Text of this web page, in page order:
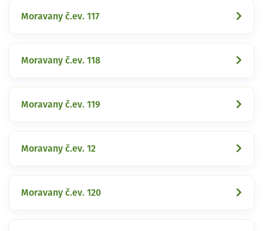
Moravany č.ev. 117
Moravany č.ev. 118
Moravany č.ev. 119
Moravany č.ev. 12
Moravany č.ev. 120